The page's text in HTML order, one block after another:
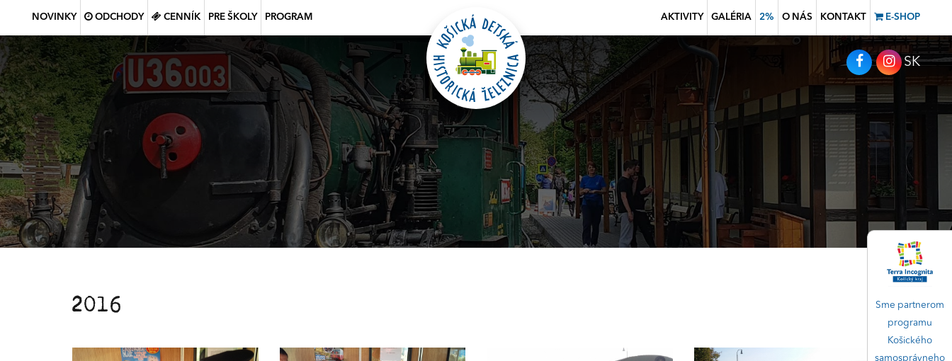
Sme partnerom
programu
Košického
samosprávneho
NOVINKY ODCHODY CENNÍK PRE ŠKOLY PROGRAM AKTIVITY GALÉRIA 2% O NÁS KONTAKT E-SHOP
SK
2016